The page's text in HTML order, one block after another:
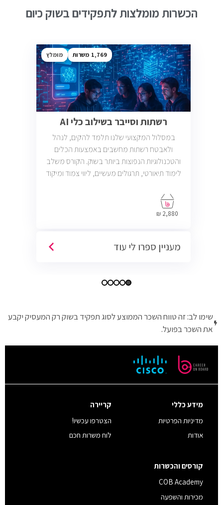
הכשרות מומלצות לתפקידים בשוק כיום
1,769 מומלץ
רשתות וסייבר בשילוב כלי AI
במסלול המקצועי שלנו תלמד להקים, לנהל
ולאבטח רשתות מחשבים באמצעות הכלים
והטכנולוגיות הנפוצות ביותר בשוק. הקורס משלב
לימוד תיאורטי, תרגולים מעשיים, ליווי צמוד ומיקוד
2,880 ₪
מעניין ספרו לי עוד
שימו לב: זה טווח השכר הממוצע לסוג תפקיד בשוק רק המעסיק יקבע
את השכר בפועל.
מידע כללי
מדיניות הפרטיות
אודות
קריירה
הצטרפו עכשיו!
לוח משרות חכם
קורסים והכשרות
COB Academy
מכירות והשפעה